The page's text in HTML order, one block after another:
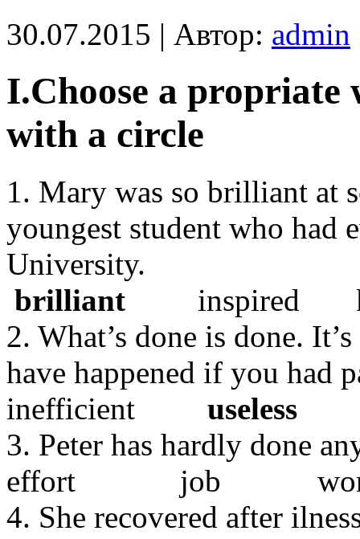
30.07.2015 | Автор: admin
I.Choose a
with a circle
1. Mary was so brilliant at
youngest student who had
University.
brilliant inspired
2. What’s done is done.
have happened if you had
inefficient
useless
3. Peter has hardly done
effort job
4. She recovered after